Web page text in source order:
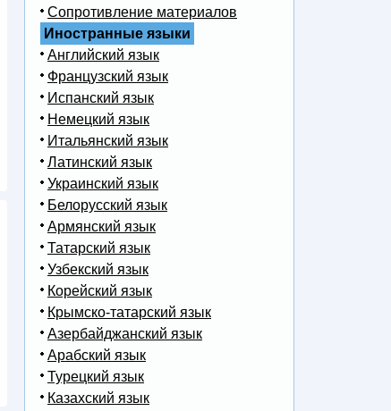
Сопротивление материалов
Иностранные языки
Английский язык
Французский язык
Испанский язык
Немецкий язык
Итальянский язык
Латинский язык
Украинский язык
Белорусский язык
Армянский язык
Татарский язык
Узбекский язык
Корейский язык
Крымско-татарский язык
Азербайджанский язык
Арабский язык
Турецкий язык
Казахский язык